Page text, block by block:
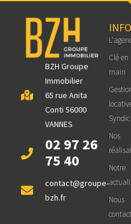
BZH Groupe
Immobilier
65 rue Anita
Conti 56000
VANNES
02 97 26
75 40
contact@groupe-
bzh.fr
Clé en
main
Syndic
Nos
Notre
Nous